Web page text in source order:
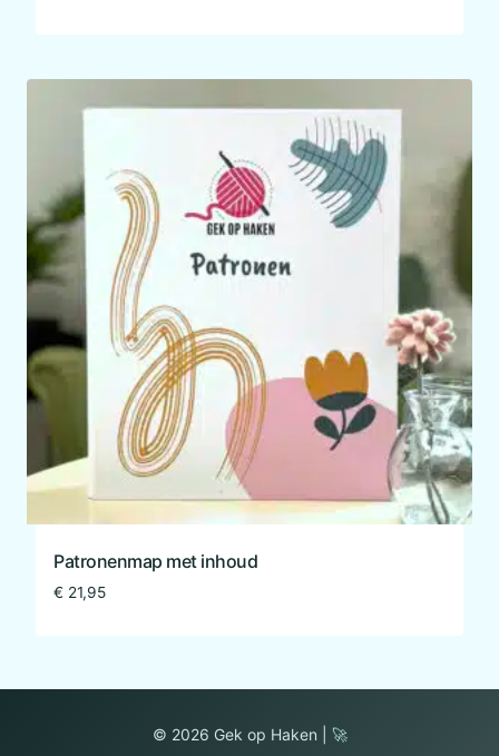
Patronenmap met inhoud
€ 21,95
© 2026 Gek op Haken | 🚀